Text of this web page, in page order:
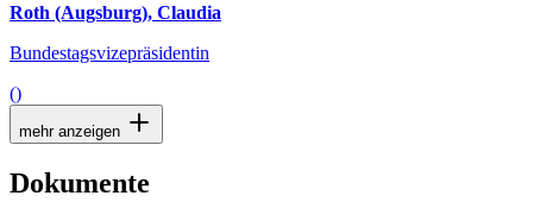
Roth (Augsburg), Claudia
Bundestagsvizepräsidentin
()
mehr anzeigen
Dokumente